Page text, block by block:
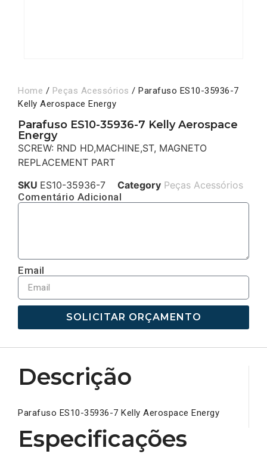
Home / Peças Acessórios / Parafuso ES10-35936-7
Kelly Aerospace Energy
Parafuso ES10-35936-7 Kelly Aerospace
Energy
SCREW: RND HD,MACHINE,ST, MAGNETO
REPLACEMENT PART
SKU ES10-35936-7 Category Peças Acessórios
Comentário Adicional
Email
SOLICITAR ORÇAMENTO
Descrição
Parafuso ES10-35936-7 Kelly Aerospace Energy
Especificações